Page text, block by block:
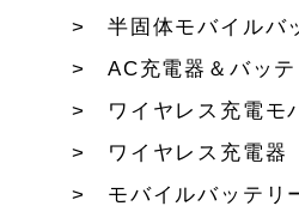
半固体モバイルバ
AC充電器＆バッ
ワイヤレス充電モ
ワイヤレス充電器
モバイルバッテリ